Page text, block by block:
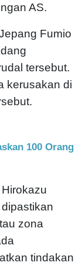
AS.
Fumio
tersebut.
kerusakan di
100 Orang
zona
tindakan